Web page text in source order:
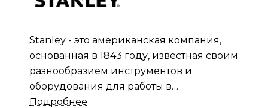
Stanley - это американская компания,
основанная в 1843 году, известная своим
разнообразием инструментов и
оборудования для работы в
строительстве, ремонте и DIY-проектах.
Подробнее